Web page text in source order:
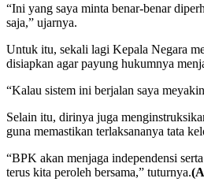
“Ini yang saya minta benar-benar
saja,” ujarnya.
Untuk itu, sekali lagi Kepala Negara
disiapkan agar payung hukumnya
“Kalau sistem ini berjalan saya
Selain itu, dirinya juga
guna memastikan terlaksananya tata
“BPK akan menjaga independensi
terus kita peroleh bersama,” tuturnya.